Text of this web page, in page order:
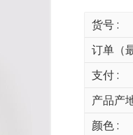
货号 :
订单（
支付 :
产品产
颜色 :